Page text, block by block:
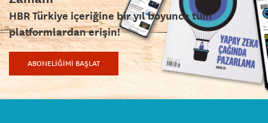
HBR Türkiye içeriğine bir yıl boyunca tüm
platformlardan erişin!
ABONELİĞİMİ BAŞLAT